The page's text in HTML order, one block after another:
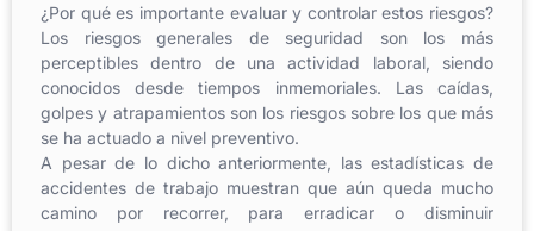
¿Por qué es importante evaluar y controlar estos riesgos?
Los riesgos generales de seguridad son los más
perceptibles dentro de una actividad laboral, siendo
conocidos desde tiempos inmemoriales. Las caídas,
golpes y atrapamientos son los riesgos sobre los que más
se ha actuado a nivel preventivo.
A pesar de lo dicho anteriormente, las estadísticas de
accidentes de trabajo muestran que aún queda mucho
camino por recorrer, para erradicar o disminuir